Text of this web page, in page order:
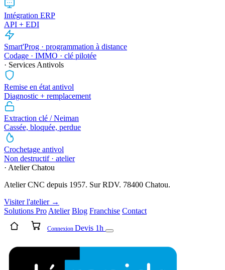
Intégration ERP
API + EDI
Smart'Prog · programmation à distance
Codage · IMMO · clé pilotée
· Services Antivols
Remise en état antivol
Diagnostic + remplacement
Extraction clé / Neiman
Cassée, bloquée, perdue
Crochetage antivol
Non destructif · atelier
· Atelier Chatou
Atelier CNC depuis 1957. Sur RDV. 78400 Chatou.
Visiter l'atelier →
Solutions Pro Atelier Blog Franchise Contact
Connexion Devis 1h